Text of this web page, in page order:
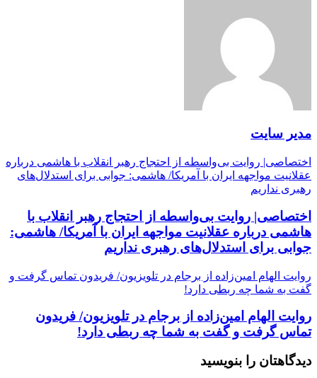
مدیر سایت
اختصاصی| روایت بی‌واسطه از احتجاج رهبر انقلاب با هاشمی درباره
عقلانیت مواجهه ایران با آمریکا/ هاشمی: جوابی برای استدلال‌های
رهبری نداریم
اختصاصی| روایت بی‌واسطه از احتجاج رهبر انقلاب با
هاشمی درباره عقلانیت مواجهه ایران با آمریکا/ هاشمی:
جوابی برای استدلال‌های رهبری نداریم
روایت الهام امین‌زاده از برجام در تلویزیون/ فریدون تماس گرفت و
گفت به شما چه ربطی دارد!
روایت الهام امین‌زاده از برجام در تلویزیون/ فریدون
تماس گرفت و گفت به شما چه ربطی دارد!
دیدگاهتان را بنویسید